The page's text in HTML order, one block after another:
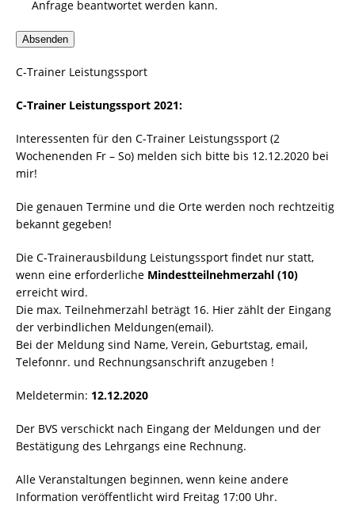
Anfrage beantwortet werden kann.
Absenden
C-Trainer Leistungssport
C-Trainer Leistungssport 2021:
Interessenten für den C-Trainer Leistungssport (2
Wochenenden Fr – So) melden sich bitte bis 12.12.2020 bei
mir!
Die genauen Termine und die Orte werden noch rechtzeitig
bekannt gegeben!
Die C-Trainerausbildung Leistungssport findet nur statt,
wenn eine erforderliche Mindestteilnehmerzahl (10)
erreicht wird.
Die max. Teilnehmerzahl beträgt 16. Hier zählt der Eingang
der verbindlichen Meldungen(email).
Bei der Meldung sind Name, Verein, Geburtstag, email,
Telefonnr. und Rechnungsanschrift anzugeben !
Meldetermin: 12.12.2020
Der BVS verschickt nach Eingang der Meldungen und der
Bestätigung des Lehrgangs eine Rechnung.
Alle Veranstaltungen beginnen, wenn keine andere
Information veröffentlicht wird Freitag 17:00 Uhr.